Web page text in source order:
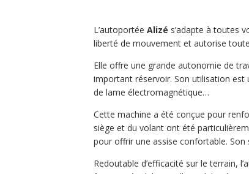
L’autoportée Alizé s’adapte à toutes
liberté de mouvement et autorise
Elle offre une grande autonomie de
important réservoir. Son utilisation est
de lame électromagnétique…
Cette machine a été conçue pour
siège et du volant ont été
pour offrir une assise confortable.
Redoutable d’efficacité sur le terrain,